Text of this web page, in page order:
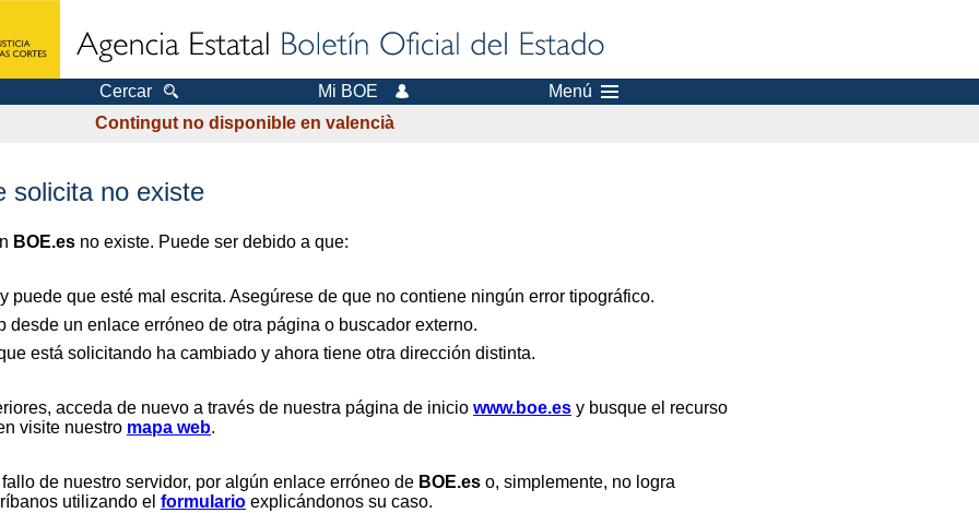
Cercar Mi BOE
Menú
Contingut no disponible en valencià
solicita no existe
BOE.es no existe. Puede ser debido a que:
puede que esté mal escrita. Asegúrese de que no contiene ningún error tipográfico.
desde un enlace erróneo de otra página o buscador externo.
está solicitando ha cambiado y ahora tiene otra dirección distinta.
acceda de nuevo a través de nuestra página de inicio www.boe.es y busque el recurso
visite nuestro mapa web.
de nuestro servidor, por algún enlace erróneo de BOE.es o, simplemente, no logra
utilizando el formulario explicándonos su caso.